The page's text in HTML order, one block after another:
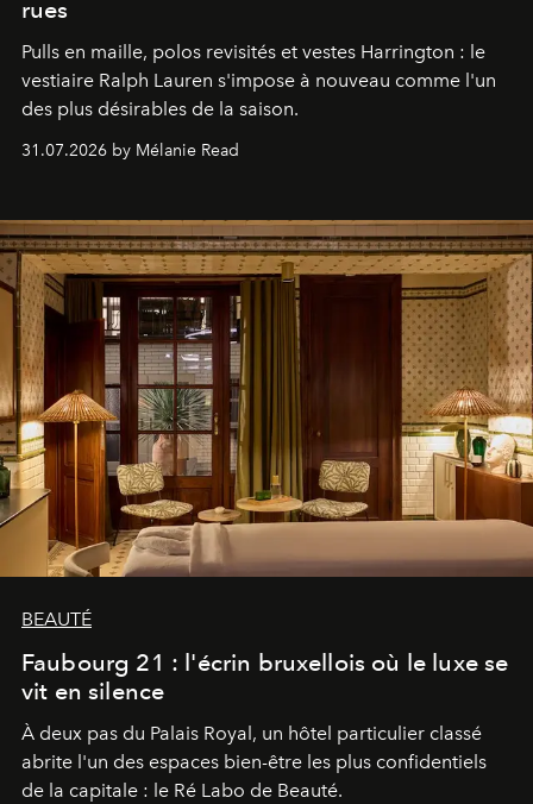
rues
Pulls en maille, polos revisités et vestes Harrington : le
vestiaire Ralph Lauren s'impose à nouveau comme l'un
des plus désirables de la saison.
31.07.2026 by Mélanie Read
BEAUTÉ
Faubourg 21 : l'écrin bruxellois où le luxe se
vit en silence
À deux pas du Palais Royal, un hôtel particulier classé
abrite l'un des espaces bien-être les plus confidentiels
de la capitale : le Ré Labo de Beauté.